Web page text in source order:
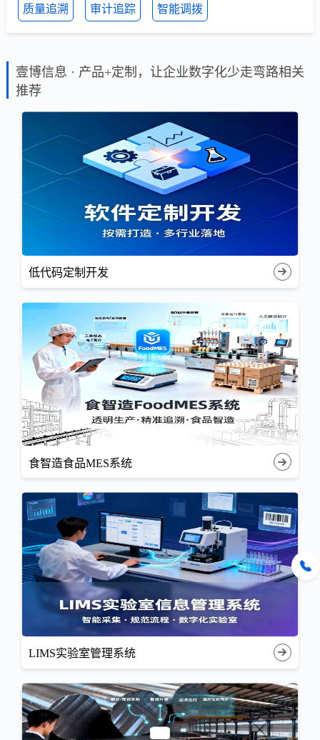
质量追溯 审计追踪 智能调拨
壹博信息 · 产品+定制，让企业数字化少走弯路相关
推荐
低代码定制开发
食智造食品MES系统
LIMS实验室管理系统